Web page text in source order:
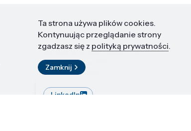
Kontakt
Instytut Wysokich Ciśnień PAN
ul. Sokołowska 29/37
01-142 Warszawa
LinkedIn
Ta strona używa plików cookies.
Kontynuując przeglądanie strony
zgadzasz się z polityką prywatności.
Zamknij